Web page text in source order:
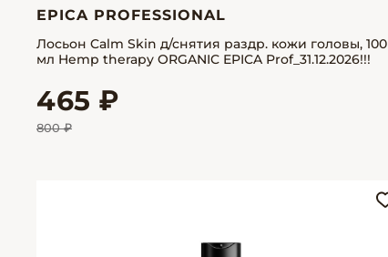
EPICA PROFESSIONAL
Лосьон Calm Skin д/снятия раздр. кожи головы, 100
мл Hemp therapy ORGANIC EPICA Prof_31.12.2026!!!
465 ₽
800 ₽